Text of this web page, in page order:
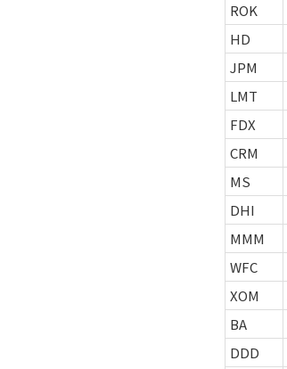
ROK
HD
JPM
LMT
FDX
CRM
MS
DHI
MMM
WFC
XOM
BA
DDD